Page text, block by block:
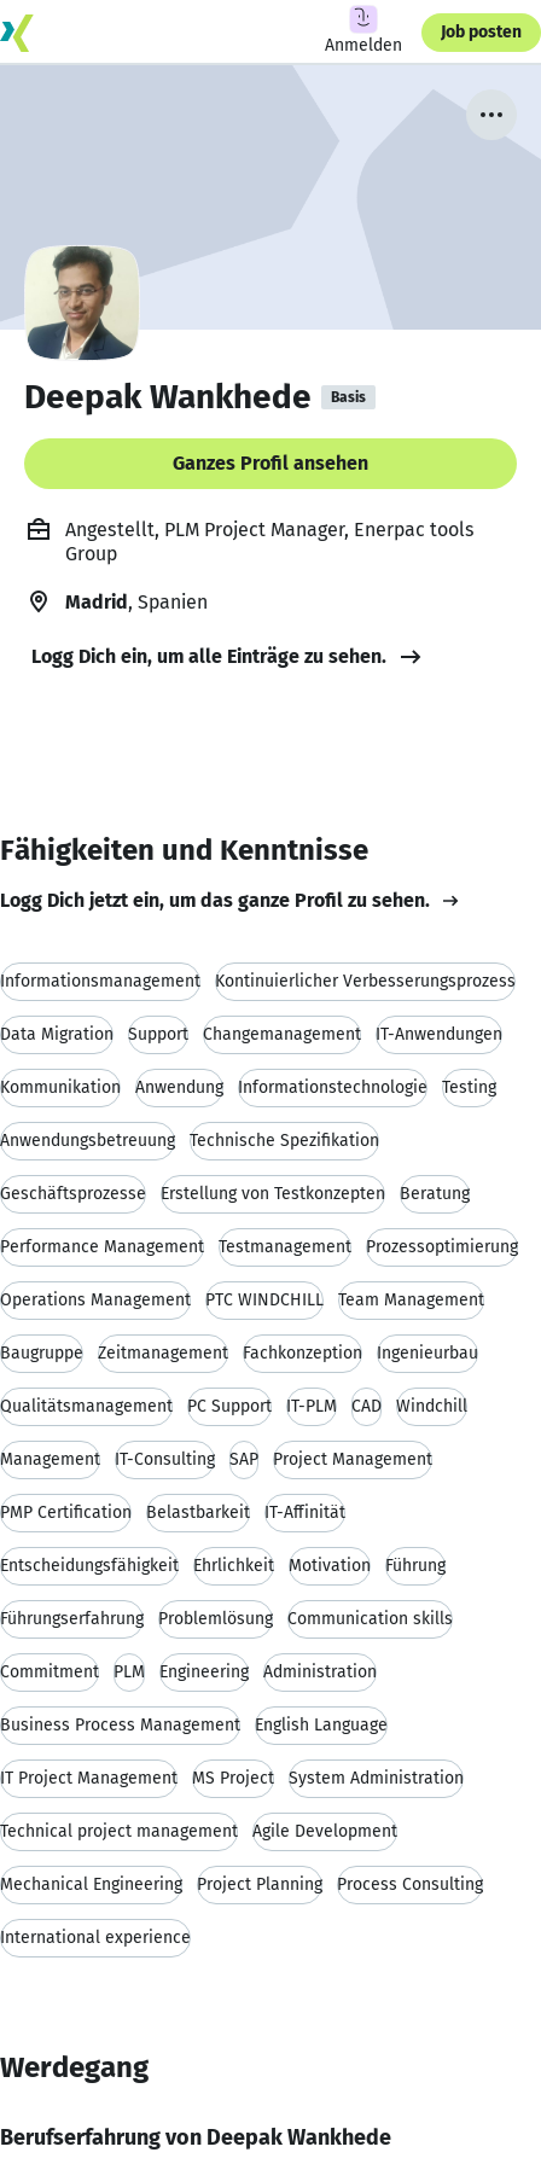
Anmelden
Job posten
Deepak Wankhede Basis
Ganzes Profil ansehen
Angestellt, PLM Project Manager, Enerpac tools
Group
Madrid, Spanien
Logg Dich ein, um alle Einträge zu sehen.
Fähigkeiten und Kenntnisse
Logg Dich jetzt ein, um das ganze Profil zu sehen.
Informationsmanagement Kontinuierlicher Verbesserungsprozess
Data Migration Support Changemanagement IT-Anwendungen
Kommunikation Anwendung Informationstechnologie Testing
Anwendungsbetreuung Technische Spezifikation
Geschäftsprozesse Erstellung von Testkonzepten Beratung
Performance Management Testmanagement Prozessoptimierung
Operations Management PTC WINDCHILL Team Management
Baugruppe Zeitmanagement Fachkonzeption Ingenieurbau
Qualitätsmanagement PC Support IT-PLM CAD Windchill
Management IT-Consulting SAP Project Management
PMP Certification Belastbarkeit IT-Affinität
Entscheidungsfähigkeit Ehrlichkeit Motivation Führung
Führungserfahrung Problemlösung Communication skills
Commitment PLM Engineering Administration
Business Process Management English Language
IT Project Management MS Project System Administration
Technical project management Agile Development
Mechanical Engineering Project Planning Process Consulting
International experience
Werdegang
Berufserfahrung von Deepak Wankhede